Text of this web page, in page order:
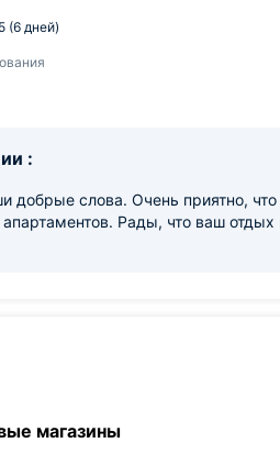
(6 дней)
:
добрые слова. Очень приятно,
Рады, что ваш
магазины